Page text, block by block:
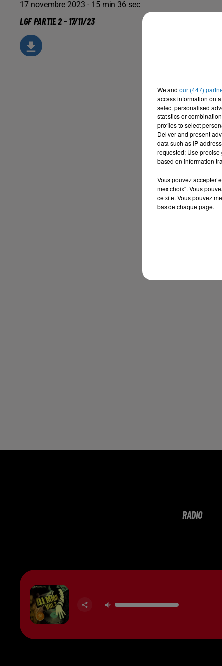
17 novembre 2023 - 15 min 36 sec
LGF PARTIE 2 - 17/11/23
RADIO
We and our (447)
access information on
select personalised
statistics or
profiles to select
Deliver and present
data such as IP
requested; Use precise
based on information
Vous pouvez accepter
mes choix". Vous
ce site. Vous pouvez
bas de chaque page.